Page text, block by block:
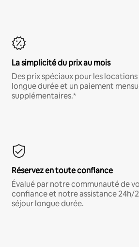
La simplicité du prix au mois
Des prix spéciaux pour les
longue durée et un paiement
supplémentaires.*
Réservez en toute confiance
Évalué par notre communauté de
confiance et notre assistance 24h/
séjour longue durée.